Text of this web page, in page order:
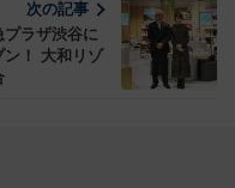
次の記事
ラザ渋谷に
ン！ 大和リゾ